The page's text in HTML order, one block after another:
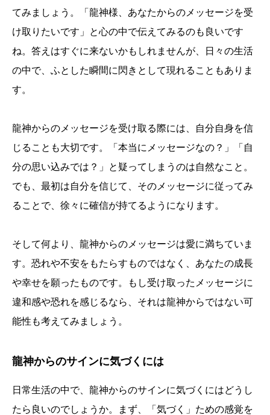
てみましょう。「龍神様、あなたからのメッセージを受
け取りたいです」と心の中で伝えてみるのも良いです
ね。答えはすぐに来ないかもしれませんが、日々の生活
の中で、ふとした瞬間に閃きとして現れることもありま
す。
龍神からのメッセージを受け取る際には、自分自身を信
じることも大切です。「本当にメッセージなの？」「自
分の思い込みでは？」と疑ってしまうのは自然なこと。
でも、最初は自分を信じて、そのメッセージに従ってみ
ることで、徐々に確信が持てるようになります。
そして何より、龍神からのメッセージは愛に満ちていま
す。恐れや不安をもたらすものではなく、あなたの成長
や幸せを願ったものです。もし受け取ったメッセージに
違和感や恐れを感じるなら、それは龍神からではない可
能性も考えてみましょう。
龍神からのサインに気づくには
日常生活の中で、龍神からのサインに気づくにはどうし
たら良いのでしょうか。まず、「気づく」ための感覚を